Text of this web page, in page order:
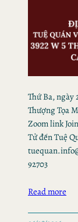
Thứ Ba, ngày
Thượng Tọa
Zoom link
Tử đến Tuệ
92703
Read more